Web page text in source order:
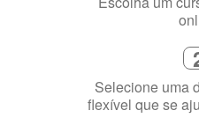
Selecione uma
flexível que se